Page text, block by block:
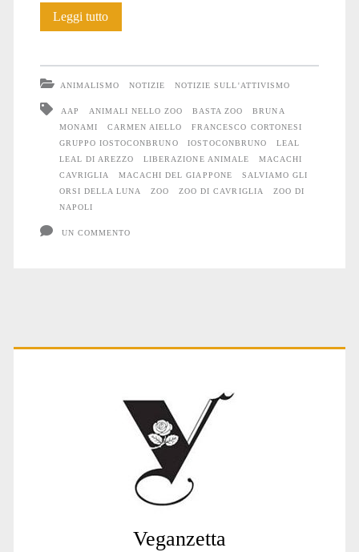
Leggi tuttoItalia-
da
un
lager
ANIMALISMO NOTIZIE NOTIZIE SULL'ATTIVISMO
AAP ANIMALI NELLO ZOO BASTA ZOO
BRUNA
MONAMI
CARMEN AIELLO
FRANCESCO CORTONESI
GRUPPO IOSTOCONBRUNO
IOSTOCONBRUNO
LEAL
LEAL DI AREZZO
LIBERAZIONE ANIMALE
MACACHI
CAVRIGLIA
MACACHI DEL GIAPPONE
SALVIAMO GLI
ORSI DELLA LUNA
ZOO ZOO DI CAVRIGLIA
ZOO DI
NAPOLI
UN COMMENTO
Primary
Veganzetta